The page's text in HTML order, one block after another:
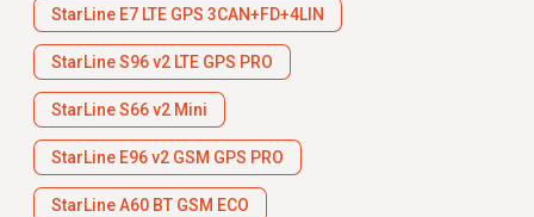
StarLine E7 LTE GPS 3CAN+FD+4LIN
StarLine S96 v2 LTE GPS PRO
StarLine S66 v2 Mini
StarLine E96 v2 GSM GPS PRO
StarLine A60 BT GSM ECO